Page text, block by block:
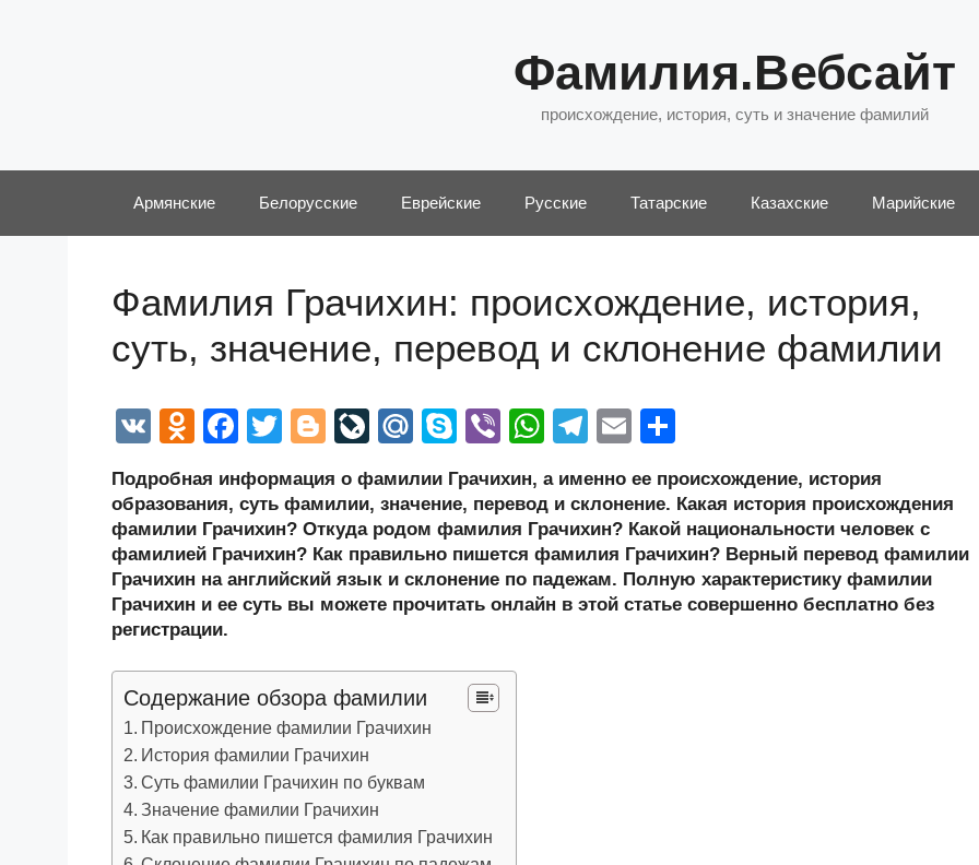
Фамилия.Вебсайт
происхождение, история, суть и значение фамилий
Армянские Белорусские Еврейские Русские Татарские Казахские Марийские
Фамилия Грачихин: происхождение, история,
суть, значение, перевод и склонение фамилии
V
O
n
o
kl
a
ss
ni
ki
F
c
e
b
o
k
T
tt
er
Bl
g
g
er
Li
e
J
o
ur
al
M
.R
u
S
p
e
Vi
er
W
at
s
A
p
T
e
gr
a
m
E
ail р
а
в
и
Подробная информация о фамилии Грачихин, а именно ее происхождение, история
образования, суть фамилии, значение, перевод и склонение. Какая история происхождения
фамилии Грачихин? Откуда родом фамилия Грачихин? Какой национальности человек с
фамилией Грачихин? Как правильно пишется фамилия Грачихин? Верный перевод фамилии
Грачихин на английский язык и склонение по падежам. Полную характеристику фамилии
Грачихин и ее суть вы можете прочитать онлайн в этой статье совершенно бесплатно без
регистрации.
Содержание обзора фамилии
Происхождение фамилии Грачихин
История фамилии Грачихин
Суть фамилии Грачихин по буквам
Значение фамилии Грачихин
Как правильно пишется фамилия Грачихин